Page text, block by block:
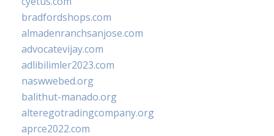
bradfordshops.com
almadenranchsanjose.com
advocatevijay.com
adlibilimler2023.com
naswwebed.org
balithut-manado.org
alteregotradingcompany.org
aprce2022.com